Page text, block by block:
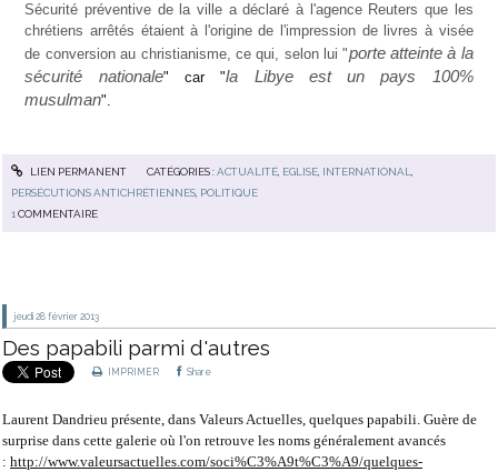
Sécurité préventive de la ville a déclaré à l'agence Reuters que les
chrétiens arrêtés étaient à l'origine de l'impression de livres à visée
de conversion au christianisme, ce qui, selon lui "porte atteinte à la
sécurité nationale" car "la Libye est un pays 100%
musulman".
LIEN PERMANENT CATÉGORIES :ACTUALITÉ, EGLISE, INTERNATIONAL
PERSÉCUTIONS ANTICHRÉTIENNES POLITIQUE
1 COMMENTAIRE
jeudi 28 février 2013
Des papabili parmi d'autres
IMPRIMER Share
Laurent Dandrieu présente, dans Valeurs Actuelles, quelques papabili. Guère de
surprise dans cette galerie où l'on retrouve les noms généralement avancés
: http://www.valeursactuelles.com/soci%C3%A9t%C3%A9/quelques-